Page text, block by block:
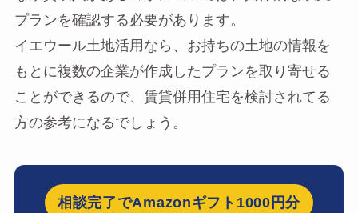
プランを確認する必要があります。
イエウール土地活用なら、お持ちの土地の情報を
もとに複数の企業が作成したプランを取り寄せる
ことができるので、賃貸併用住宅を検討されてる
方の参考になるでしょう。
相談完了でAmazonギフト1000円分